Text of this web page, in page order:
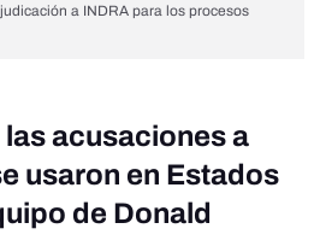
a INDRA para los procesos
acusaciones a
usaron en Estados
de Donald